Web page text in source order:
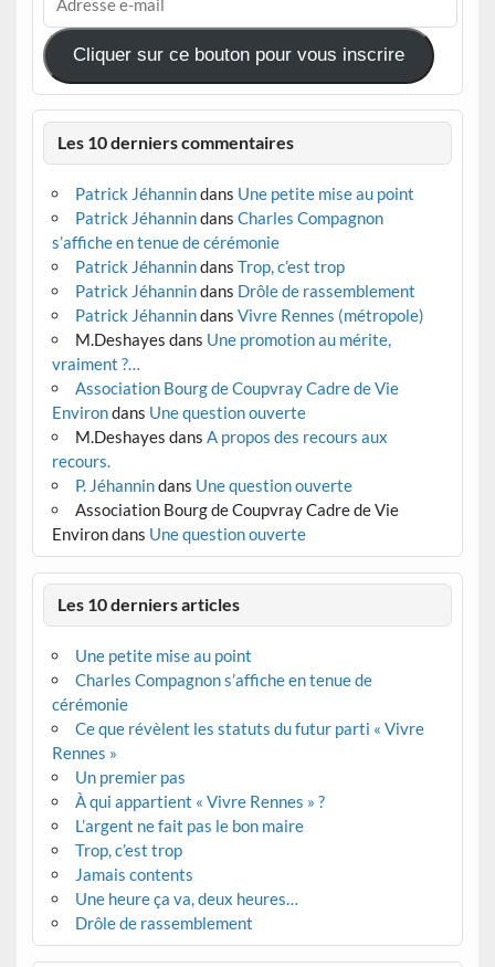
mail
Cliquer sur ce bouton pour vous inscrire
Les 10 derniers commentaires
Patrick Jéhannindans Une petite mise au point
Patrick Jéhannindans Charles Compagnon
s’affiche en tenue de cérémonie
Patrick Jéhannindans Trop, c’est trop
Patrick Jéhannindans Drôle de rassemblement
Patrick Jéhannindans Vivre Rennes (métropole)
M.Deshayes dans Une promotion au mérite,
vraiment ?…
Association Bourg de Coupvray Cadre de Vie
Environdans Une question ouverte
M.Deshayes dans A propos des recours aux
recours.
P. Jéhannindans Une question ouverte
Association Bourg de Coupvray Cadre de Vie
Environdans Une question ouverte
Les 10 derniers articles
Une petite mise au point
Charles Compagnon s’affiche en tenue de
cérémonie
Ce que révèlent les statuts du futur parti « Vivre
Rennes »
Un premier pas
À qui appartient « Vivre Rennes » ?
L’argent ne fait pas le bon maire
Trop, c’est trop
Jamais contents
Une heure ça va, deux heures…
Drôle de rassemblement